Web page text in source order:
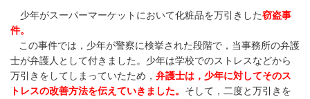
少年がスーパーマーケットにおいて化粧品を万引きした窃盗事
件。
この事件では，少年が警察に検挙された段階で，当事務所の弁護
士が弁護人として付きました。少年は学校でのストレスなどから
万引きをしてしまっていたため， 弁護士は，少年に対してそのス
トレスの改善方法を伝えていきました。 そして，二度と万引きを